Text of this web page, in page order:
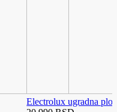
Electrolux ugradna